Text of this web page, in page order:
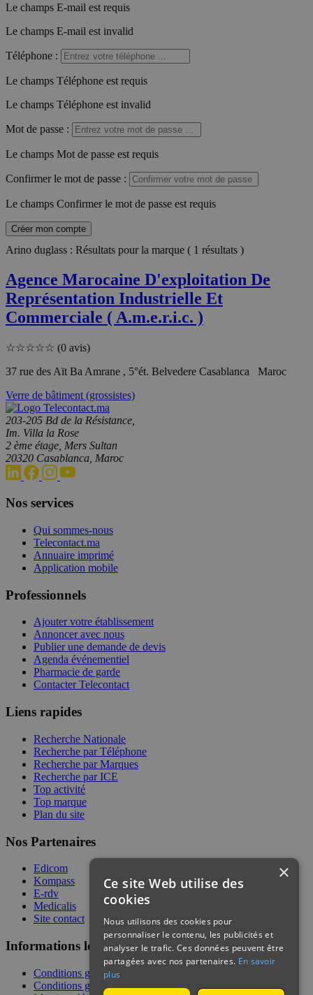
Le champs E-mail est requis
Le champs E-mail est invalid
Téléphone :
Le champs Téléphone est requis
Le champs Téléphone est invalid
Mot de passe :
Le champs Mot de passe est requis
Confirmer le mot de passe :
Le champs Confirmer le mot de passe est requis
Créer mon compte
Arino duglass : Résultats pour la marque ( 1 résultats )
Agence Marocaine D'exploitation De
Représentation Industrielle Et
Commerciale ( A.m.e.r.i.c. )
☆☆☆☆☆ (0 avis)
37 rue des Aït Ba Amrane , 5°ét. Belvedere Casablanca Maroc
Verre de bâtiment (grossistes)
203-205 Bd de la Résistance,
Im. Villa la Rose
2 ème étage, Mers Sultan
20320 Casablanca, Maroc
Nos services
Qui sommes-nous
Telecontact.ma
Annuaire imprimé
Application mobile
Professionnels
Ajouter votre établissement
Annoncer avec nous
Publier une demande de devis
Agenda événementiel
Pharmacie de garde
Contacter Telecontact
Liens rapides
Recherche Nationale
Recherche par Téléphone
Recherche par Marques
Recherche par ICE
Top activité
Top marque
Plan du site
Nos Partenaires
Edicom
Kompass
E-rdv
Medicalis
Site contact
Informations légales
Conditions générales de services
Conditions générales de vente
×
Ce site Web utilise des
cookies
Nous utilisons des cookies pour
personnaliser le contenu, les publicités et
analyser le trafic. Ces données peuvent être
partagées avec nos partenaires. En savoir
plus